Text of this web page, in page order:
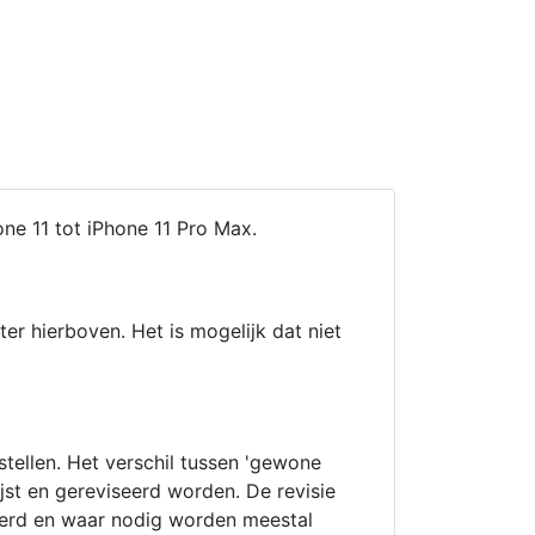
11 tot iPhone 11 Pro Max.
hierboven. Het is mogelijk dat niet
Het verschil tussen 'gewone
en gereviseerd worden. De revisie
en waar nodig worden meestal